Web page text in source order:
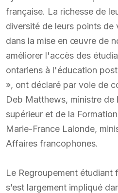
française. La richesse de
diversité de leurs points de
dans la mise en œuvre de
améliorer l'accès des
ontariens à l'éducation
», ont déclaré par voie de
Deb Matthews, ministre de
supérieur et de la
Marie-France Lalonde,
Affaires francophones.
Le Regroupement étudiant
s’est largement impliqué